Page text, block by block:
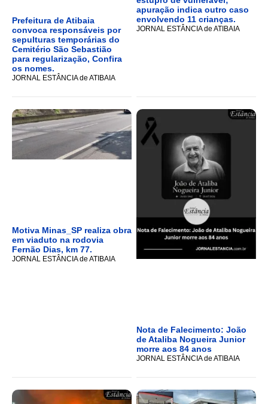
Prefeitura de Atibaia
convoca responsáveis por
sepulturas temporárias do
Cemitério São Sebastião
para regularização, Confira
os nomes.
JORNAL ESTÂNCIA de ATIBAIA
apuração indica outro caso
envolvendo 11 crianças.
JORNAL ESTÂNCIA de ATIBAIA
Motiva Minas_SP realiza obra
em viaduto na rodovia
Fernão Dias, km 77.
JORNAL ESTÂNCIA de ATIBAIA
Nota de Falecimento: João
de Ataliba Nogueira Junior
morre aos 84 anos
JORNAL ESTÂNCIA de ATIBAIA